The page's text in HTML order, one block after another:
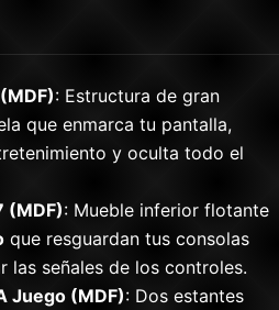
: Estructura de gran
que enmarca tu pantalla,
y oculta todo el
(MDF): Mueble inferior flotante
que resguardan tus consolas
las señales de los controles.
Juego (MDF): Dos estantes